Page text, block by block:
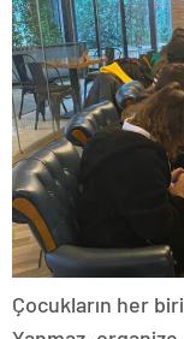
Çocukların her